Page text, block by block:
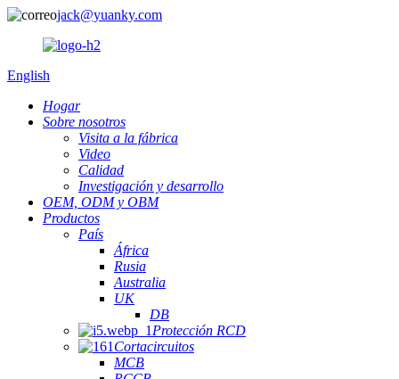
jack@yuanky.com
English
Hogar
Sobre nosotros
Visita a la fábrica
Video
Calidad
Investigación y desarrollo
OEM, ODM y OBM
Productos
País
África
Rusia
Australia
UK
DB
Protección RCD
Cortacircuitos
MCB